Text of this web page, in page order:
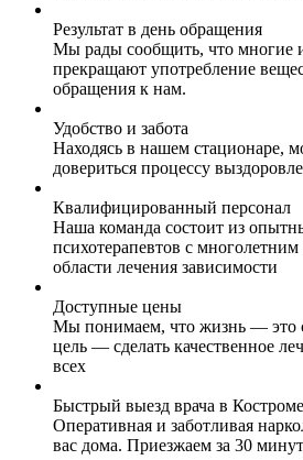
Результат в день обращения
Мы рады сообщить, что многие
прекращают употребление
обращения к нам.
Удобство и забота
Находясь в нашем стационаре,
довериться процессу
Квалифицированный персонал
Наша команда состоит из
психотерапевтов с
области лечения зависимости
Доступные цены
Мы понимаем, что жизнь — это
цель — сделать качественное
всех
Быстрый выезд врача в Костроме
Оперативная и заботливая
вас дома. Приезжаем за 30 минут